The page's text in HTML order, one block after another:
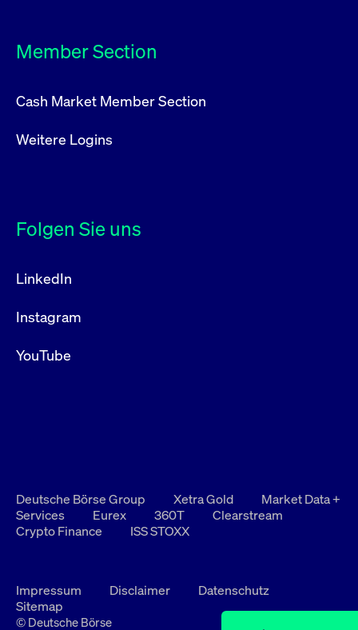
Member Section
Cash Market Member Section
Weitere Logins
Folgen Sie uns
LinkedIn
Instagram
YouTube
Deutsche Börse Group Xetra Gold
Market Data +
Services
Eurex 360T
Clearstream
Crypto Finance
ISS STOXX
Impressum Disclaimer
Datenschutz
Sitemap
© Deutsche Börse